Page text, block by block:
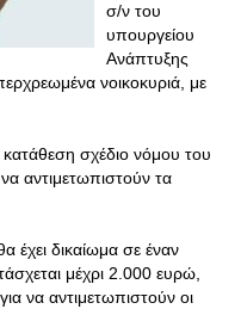
σ/ν του
υπουργείου
Ανάπτυξης
νοικοκυριά, με
σχέδιο νόμου του
αντιμετωπιστούν τα
έχει δικαίωμα σε έναν
μέχρι 2.000 ευρώ,
να αντιμετωπιστούν οι